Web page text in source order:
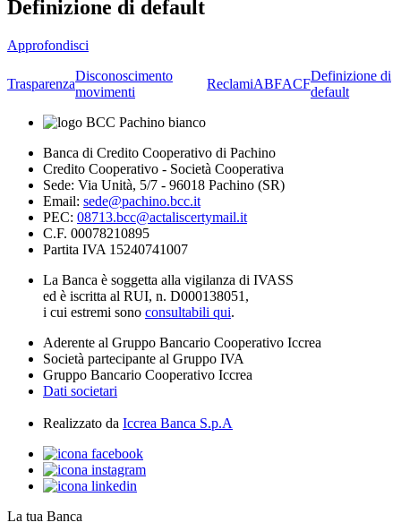
Definizione di default
Approfondisci
Trasparenza
Disconoscimento
movimenti
ReclamiABFACF
Definizione di
default
Banca di Credito Cooperativo di Pachino
Credito Cooperativo - Società Cooperativa
Sede: Via Unità, 5/7 - 96018 Pachino (SR)
Email: sede@pachino.bcc.it
PEC: 08713.bcc@actaliscertymail.it
C.F. 00078210895
Partita IVA 15240741007
La Banca è soggetta alla vigilanza di IVASS
ed è iscritta al RUI, n. D000138051,
i cui estremi sono consultabili qui.
Aderente al Gruppo Bancario Cooperativo Iccrea
Società partecipante al Gruppo IVA
Gruppo Bancario Cooperativo Iccrea
Dati societari
Realizzato da Iccrea Banca S.p.A
La tua Banca